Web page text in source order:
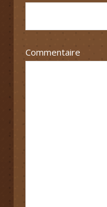
Commentaire